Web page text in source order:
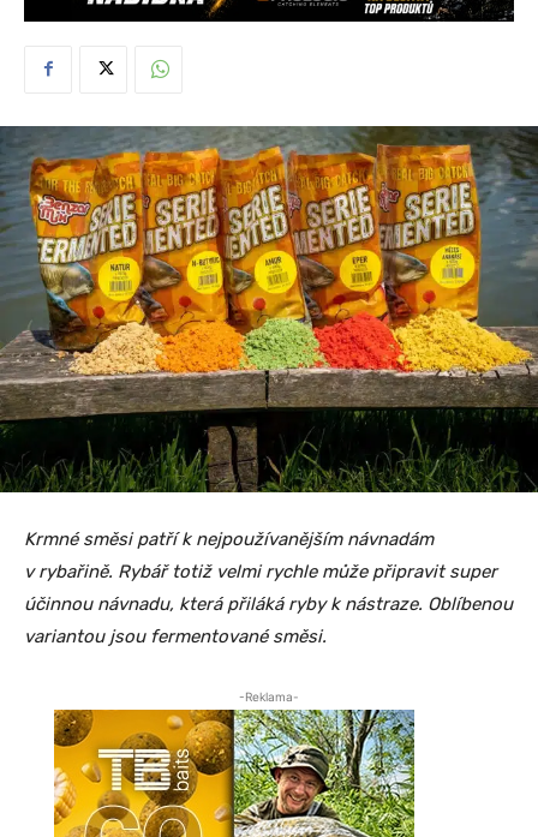
Krmné směsi patří k nejpoužívanějším návnadám
v rybařině. Rybář totiž velmi rychle může připravit super
účinnou návnadu, která přiláká ryby k nástraze. Oblíbenou
variantou jsou fermentované směsi.
-Reklama-